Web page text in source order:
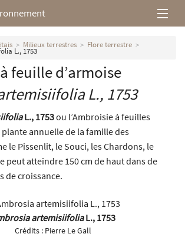
Milieux terrestres Flore terrestre
L., 1753
feuille d’armoise
L., 1753
L., 1753ou l’Ambroisie à feuilles
plante annuelle de la famille des
le Pissenlit, le Souci, les Chardons, le
peut atteindre 150 cm de haut dans de
de croissance.
artemisiifoliaL., 1753
Crédits : Pierre Le Gall